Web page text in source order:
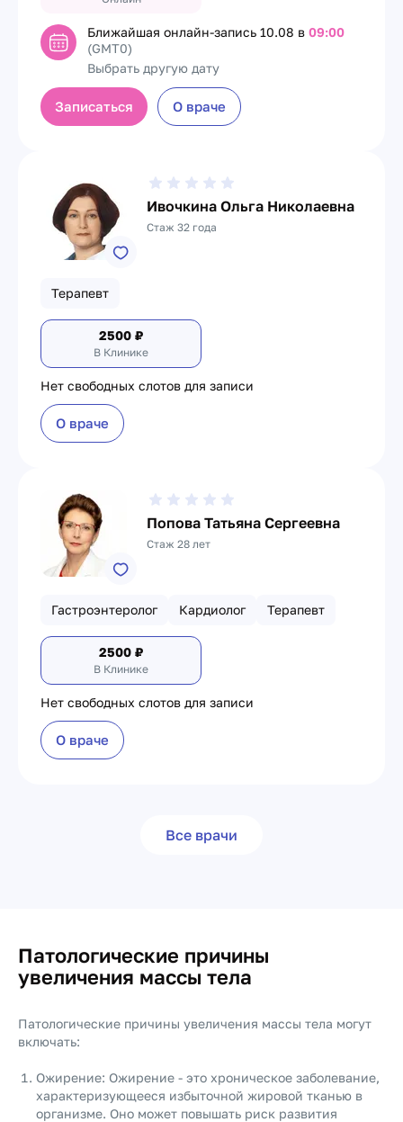
Ближайшая онлайн-запись 10.08 в 09:00
(GMT0)
Выбрать другую дату
Записаться О враче
Ивочкина Ольга Николаевна
Стаж 32 года
Терапевт
2500 ₽
В Клинике
Нет свободных слотов для записи
О враче
Попова Татьяна Сергеевна
Стаж 28 лет
Гастроэнтеролог Кардиолог Терапевт
2500 ₽
В Клинике
Нет свободных слотов для записи
О враче
Все врачи
Патологические причины
увеличения массы тела
Патологические причины увеличения массы тела могут
включать:
Ожирение: Ожирение - это хроническое заболевание,
характеризующееся избыточной жировой тканью в
организме. Оно может повышать риск развития